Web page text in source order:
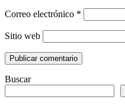
Correo electrónico *
Sitio web
Buscar